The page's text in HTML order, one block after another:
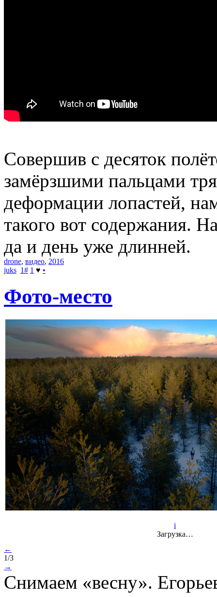
Совершив с десяток
замёрзшими пальцами
деформации лопастей,
такого вот содержания.
да и день уже длинней.
drone, видео, 2016
juks 1# 1 ♥ •
Фото-место
i
Загрузка…
←
1/3
→
Снимаем «весну».